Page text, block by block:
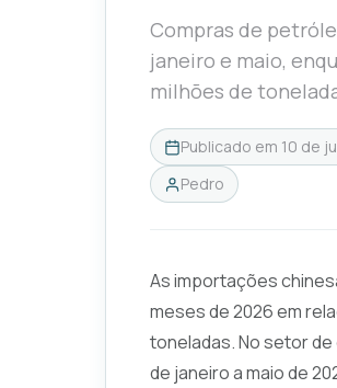
Compras de
janeiro e maio,
milhões de
Publicado em 10 de
Pedro
As importações
meses de 2026 em
toneladas. No setor
de janeiro a maio de